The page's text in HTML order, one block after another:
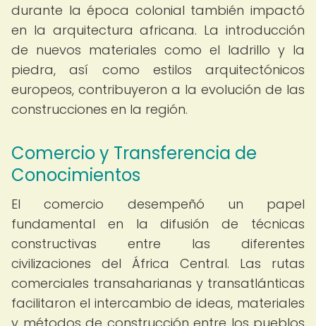
durante la época colonial también impactó
en la arquitectura africana. La introducción
de nuevos materiales como el ladrillo y la
piedra, así como estilos arquitectónicos
europeos, contribuyeron a la evolución de las
construcciones en la región.
Comercio y Transferencia de
Conocimientos
El comercio desempeñó un papel
fundamental en la difusión de técnicas
constructivas entre las diferentes
civilizaciones del África Central. Las rutas
comerciales transaharianas y transatlánticas
facilitaron el intercambio de ideas, materiales